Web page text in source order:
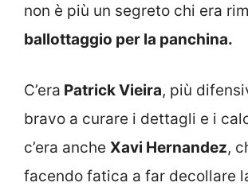
non è più un segreto chi era
ballottaggio per la panchina.
C’era Patrick Vieira, più
bravo a curare i dettagli e i
c’era anche Xavi Hernandez,
facendo fatica a far decollare